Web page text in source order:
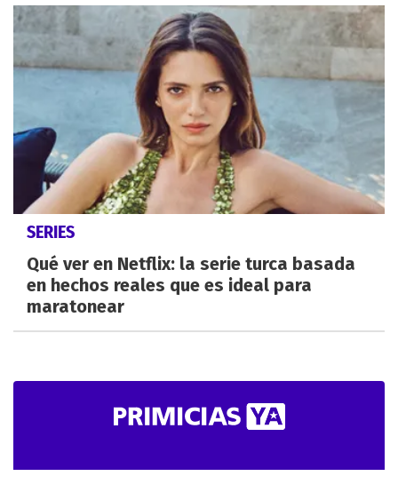
SERIES
Qué ver en Netflix: la serie turca basada
en hechos reales que es ideal para
maratonear